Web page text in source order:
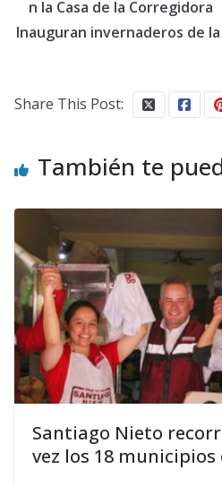
n la Casa de la Corregidora
Inauguran invernaderos de la
Share This Post:
También te
Santiago Nieto
vez los 18